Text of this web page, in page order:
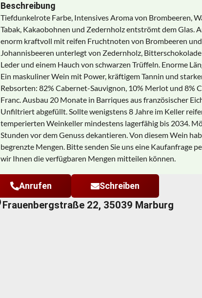
Beschreibung
Tiefdunkelrote Farbe, Intensives Aroma von Brombeeren,
Tabak, Kakaobohnen und Zedernholz entströmt dem Glas.
enorm kraftvoll mit reifen Fruchtnoten von Brombeeren
Johannisbeeren unterlegt von Zedernholz,
Leder und einem Hauch von schwarzen Trüffeln. Enorme
Ein maskuliner Wein mit Power, kräftigem Tannin und
Rebsorten: 82% Cabernet-Sauvignon, 10% Merlot und 8%
Franc. Ausbau 20 Monate in Barriques aus französischer
Unfiltriert abgefüllt. Sollte wenigstens 8 Jahre im Keller
temperierten Weinkeller mindestens lagerfähig bis 2034.
Stunden vor dem Genuss dekantieren. Von diesem Wein
begrenzte Mengen. Bitte senden Sie uns eine Kaufanfrage
wir Ihnen die verfügbaren Mengen mitteilen können.
Anrufen Schreiben
Frauenbergstraße 22, 35039 Marburg